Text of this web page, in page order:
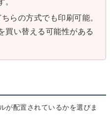
ちらの方式でも印刷可能。
買い替える可能性がある
が配置されているかを選びま